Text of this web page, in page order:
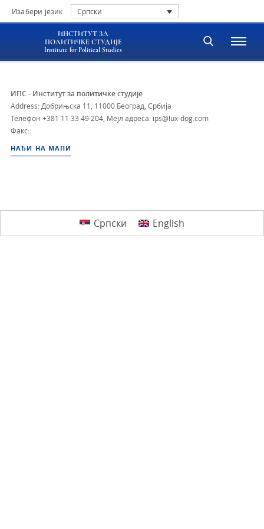
Изабери језик: Српски
ИНСТИТУТ ЗА
ПОЛИТИЧКЕ СТУДИЈЕ
Institute for Political Studies
ИПС - Институт за политичке студије
Address: Добрињска 11, 11000 Београд, Србија
Телефон +381 11 33 49 204 Мејл адреса: ips@lux-dog.com
Факс:
НАЂИ НА МАПИ
Српски English